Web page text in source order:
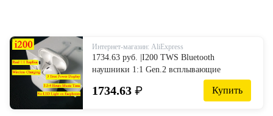
Интернет-магазин: AliExpress
1734.63 руб. |I200 TWS Bluetooth
наушники 1:1 Gen.2 всплывающие
беспроводной зарядки 3 истинный
дисплей питания лучше, чем i12 i20 i30
1734.63 ₽ Купить